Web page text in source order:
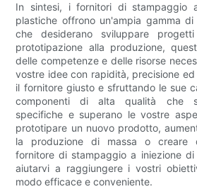
In sintesi, i fornitori di stampaggio
plastiche offrono un'ampia gamma
che desiderano sviluppare
prototipazione alla produzione,
delle competenze e delle risorse
vostre idee con rapidità, precisione
il fornitore giusto e sfruttando le sue
componenti di alta qualità che
specifiche e superano le vostre
prototipare un nuovo prodotto,
la produzione di massa o creare
fornitore di stampaggio a iniezione
aiutarvi a raggiungere i vostri
modo efficace e conveniente.